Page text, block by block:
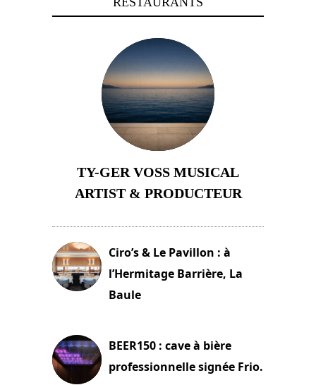
TY-GER VOSS MUSICAL
ARTIST & PRODUCTEUR
Ciro’s & Le Pavillon : à
l’Hermitage Barrière, La
Baule
BEER150 : cave à bière
professionnelle signée Frio.